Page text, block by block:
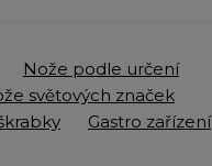
Nože podle určení
světových značek
Gastro zařízení